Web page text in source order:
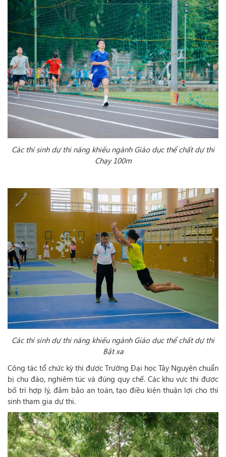
Các thí sinh dự thi năng khiếu ngành Giáo dục thể chất dự thi
Chạy 100m
Các thí sinh dự thi năng khiếu ngành Giáo dục thể chất dự thi
Bật xa
Công tác tổ chức kỳ thi được Trường Đại học Tây Nguyên chuẩn
bị chu đáo, nghiêm túc và đúng quy chế. Các khu vực thi được
bố trí hợp lý, đảm bảo an toàn, tạo điều kiện thuận lợi cho thí
sinh tham gia dự thi.